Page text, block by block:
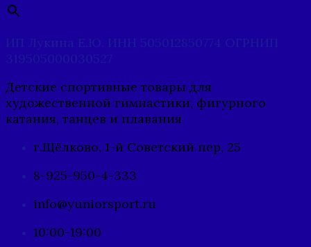
ИП Лукина Е.Ю. ИНН 505012850774 ОГРНИП
319505000030527
Детские спортивные товары для
художественной гимнастики, фигурного
катания, танцев и плавания
г.Щёлково, 1-й Советский пер, 25
8-925-950-4-333
info@yuniorsport.ru
10:00-19:00